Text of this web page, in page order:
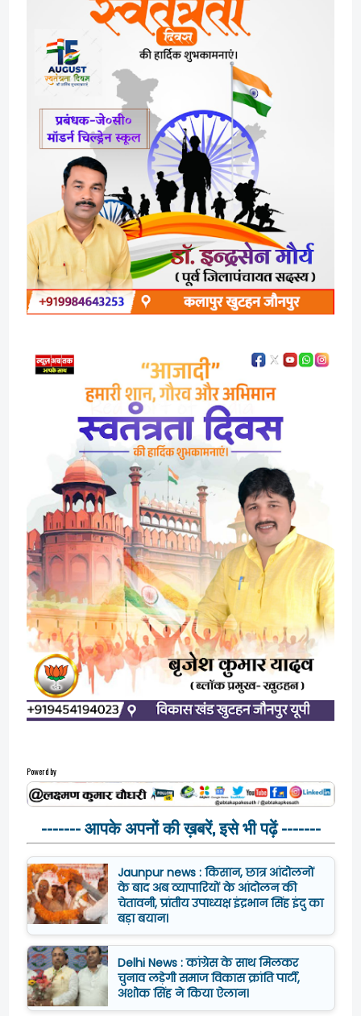
Powerd by
------- आपके अपनों की ख़बरें, इसे भी पढ़ें -------
Jaunpur news : किसान, छात्र आंदोलनों
के बाद अब व्यापारियों के आंदोलन की
चेतावनी, प्रांतीय उपाध्यक्ष इंद्रभान सिंह इंदु का
बड़ा बयान।
Delhi News : कांग्रेस के साथ मिलकर
चुनाव लड़ेगी समाज विकास क्रांति पार्टी,
अशोक सिंह ने किया ऐलान।